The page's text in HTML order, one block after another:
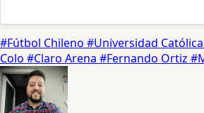
#Fútbol Chileno #Universidad Católica
Colo #Claro Arena #Fernando Ortiz